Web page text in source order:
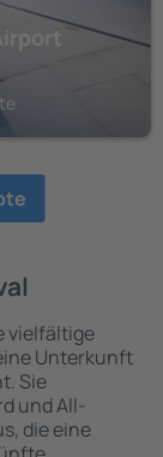
vielfältige
Unterkunft
Sie
und All-
die eine